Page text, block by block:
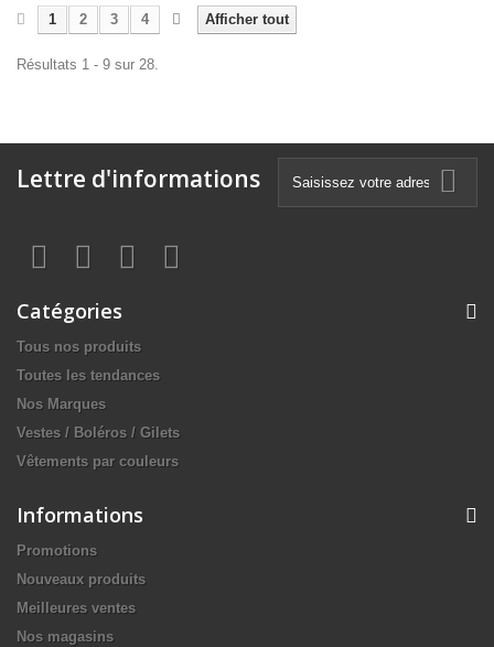
Afficher tout
1 2 3 4
Résultats 1 - 9 sur 28.
Lettre d'informations
Catégories
Tous nos produits
Toutes les tendances
Nos Marques
Vestes / Boléros / Gilets
Vêtements par couleurs
Informations
Promotions
Nouveaux produits
Meilleures ventes
Nos magasins